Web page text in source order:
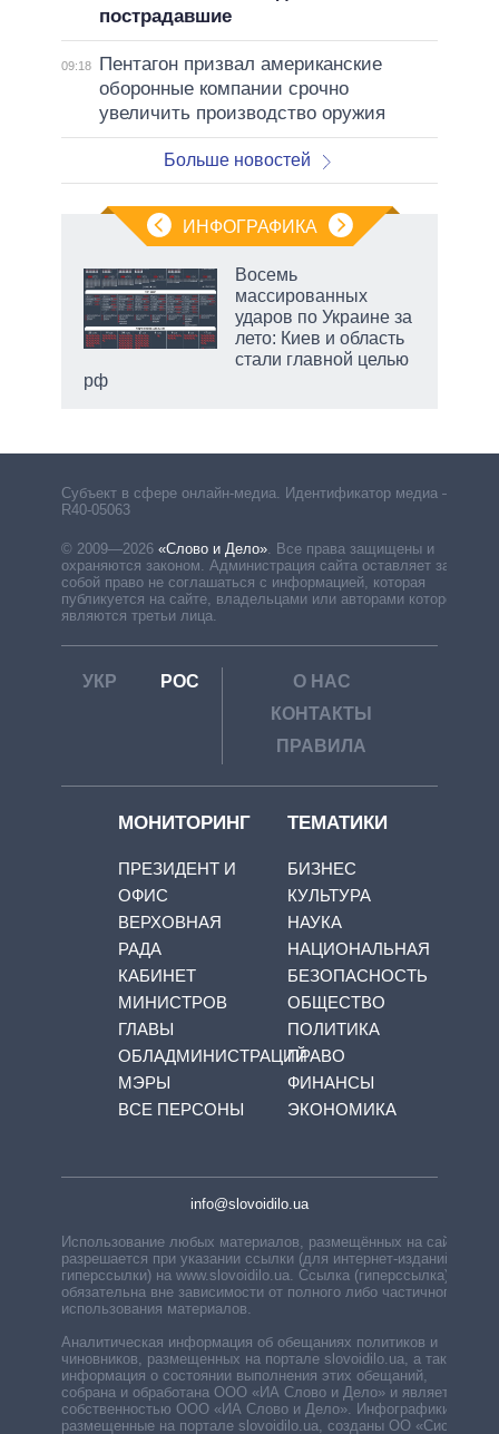
пострадавшие
09:18
Пентагон призвал американские
оборонные компании срочно
увеличить производство оружия
Больше новостей
ИНФОГРАФИКА
Восемь
массированных
ударов по Украине за
лето: Киев и область
стали главной целью
рф
Субъект в сфере онлайн-медиа. Идентификатор медиа –
R40-05063
© 2009—2026 «Слово и Дело» Все права защищены и
охраняются законом. Администрация сайта оставляет за
собой право не соглашаться с информацией, которая
публикуется на сайте, владельцами или авторами которой
являются третьи лица.
УКР РОС
О НАС
КОНТАКТЫ
ПРАВИЛА
МОНИТОРИНГ
ПРЕЗИДЕНТ И
ОФИС
ВЕРХОВНАЯ
РАДА
КАБИНЕТ
МИНИСТРОВ
ГЛАВЫ
ОБЛАДМИНИСТРАЦИЙ
МЭРЫ
ВСЕ ПЕРСОНЫ
ТЕМАТИКИ
БИЗНЕС
КУЛЬТУРА
НАУКА
НАЦИОНАЛЬНАЯ
БЕЗОПАСНОСТЬ
ОБЩЕСТВО
ПОЛИТИКА
ПРАВО
ФИНАНСЫ
ЭКОНОМИКА
info@slovoidilo.ua
Использование любых материалов, размещённых на сайте,
разрешается при указании ссылки (для интернет-изданий —
гиперссылки) на www.slovoidilo.ua. Ссылка (гиперссылка)
обязательна вне зависимости от полного либо частичного
использования материалов.
Аналитическая информация об обещаниях политиков и
чиновников, размещенных на портале slovoidilo.ua, а также
информация о состоянии выполнения этих обещаний,
собрана и обработана ООО «ИА Слово и Дело» и является
собственностью ООО «ИА Слово и Дело». Инфографики,
размещенные на портале slovoidilo.ua, созданы ОО «Система